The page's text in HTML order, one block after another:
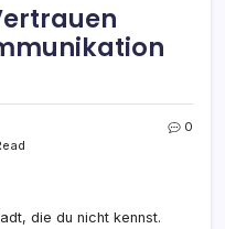
0
die du nicht kennst.